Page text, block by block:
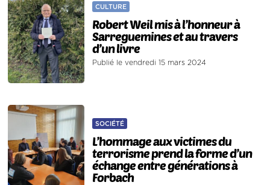
CULTURE
Robert Weil mis à l’honneur à
Sarreguemines et au travers
d’un livre
Publié le vendredi 15 mars 2024
SOCIÉTÉ
L’hommage aux victimes du
terrorisme prend la forme d’un
échange entre générations à
Forbach